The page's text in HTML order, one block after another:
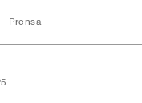
Prensa